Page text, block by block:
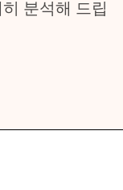
분석해 드립